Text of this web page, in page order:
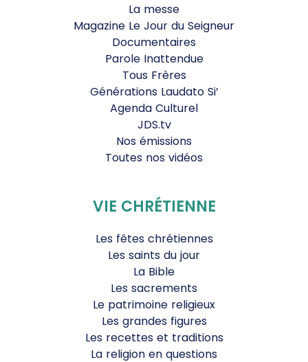
La messe
Magazine Le Jour du Seigneur
Documentaires
Parole Inattendue
Tous Frères
Générations Laudato Si’
Agenda Culturel
JDS.tv
Nos émissions
Toutes nos vidéos
VIE CHRÉTIENNE
Les fêtes chrétiennes
Les saints du jour
La Bible
Les sacrements
Le patrimoine religieux
Les grandes figures
Les recettes et traditions
La religion en questions